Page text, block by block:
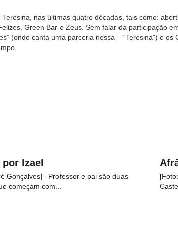
nas últimas quatro décadas, tais como:
Green Bar e Zeus. Sem falar da participação
(onde canta uma parceria nossa – “Teresina”) e
Izael
Gonçalves] Professor e pai são duas
começam com...